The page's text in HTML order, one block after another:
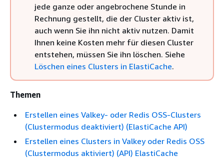
jede ganze oder angebrochene Stunde in
Rechnung gestellt, die der Cluster aktiv ist,
auch wenn Sie ihn nicht aktiv nutzen. Damit
Ihnen keine Kosten mehr für diesen Cluster
entstehen, müssen Sie ihn löschen. Siehe
Löschen eines Clusters in ElastiCache.
Themen
Erstellen eines Valkey- oder Redis OSS-Clusters
(Clustermodus deaktiviert) (ElastiCache API)
Erstellen eines Clusters in Valkey oder Redis OSS
(Clustermodus aktiviert) (API) ElastiCache